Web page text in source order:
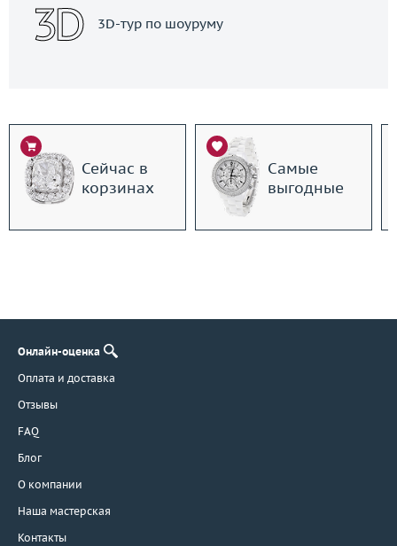
3D-тур по шоуруму
Сейчас в
корзинах
Самые
выгодные
Онлайн-оценка
Оплата и доставка
Отзывы
FAQ
Блог
О компании
Наша мастерская
Контакты